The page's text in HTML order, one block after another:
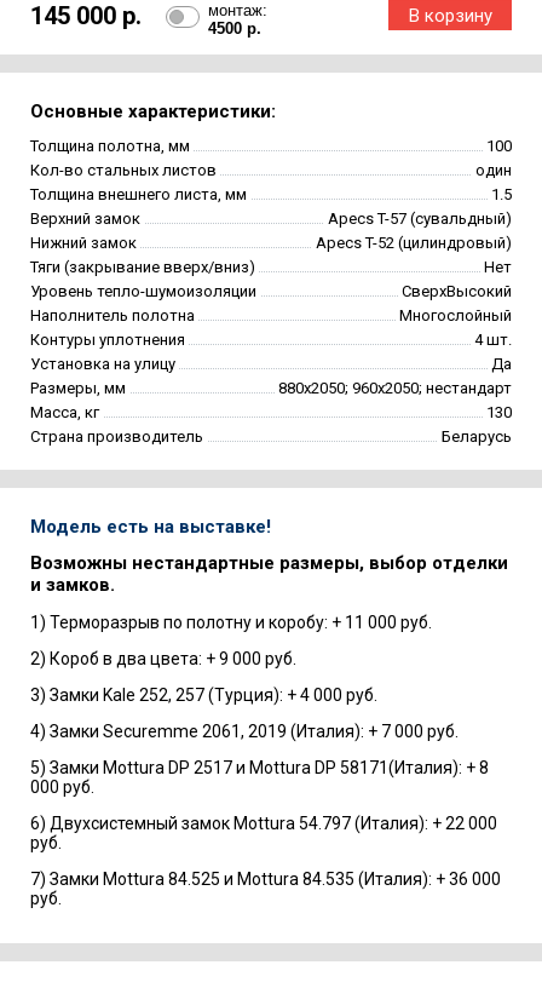
145 000 р.
монтаж:
4500 р.
Основные характеристики:
Толщина полотна, мм
100
Кол-во стальных листов
один
Толщина внешнего листа, мм
1.5
Верхний замок
Apecs T-57 (сувальдный)
Нижний замок
Apecs T-52 (цилиндровый)
Тяги (закрывание вверх/вниз)
Нет
Уровень тепло-шумоизоляции
СверхВысокий
Наполнитель полотна
Многослойный
Контуры уплотнения
4 шт.
Установка на улицу
Да
Размеры, мм
880х2050; 960х2050; нестандарт
Масса, кг
130
Страна производитель
Беларусь
Модель есть на выставке!
Возможны нестандартные размеры, выбор отделки
и замков.
1) Терморазрыв по полотну и коробу: + 11 000 руб.
2) Короб в два цвета: + 9 000 руб.
3) Замки Kale 252, 257 (Турция): + 4 000 руб.
4) Замки Securemme 2061, 2019 (Италия): + 7 000 руб.
5) Замки Mottura DP 2517 и Mottura DP 58171(Италия): + 8
000 руб.
6) Двухсистемный замок Mottura 54.797 (Италия): + 22 000
руб.
7) Замки Mottura 84.525 и Mottura 84.535 (Италия): + 36 000
руб.